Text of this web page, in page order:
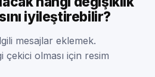
iyileştirebilir?
mesajlar eklemek.
çekici olması için resim